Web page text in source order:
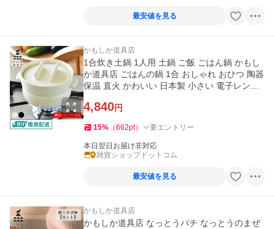
最安値を見る
かもしか道具店
1合炊き土鍋 1人用 土鍋 ご飯 ごはん鍋 かもし
か道具店 ごはんの鍋 1合 おしゃれ おひつ 陶器
保温 直火 かわいい 日本製 小さい 電子レンジ
4,840円
15% （662pt） 要エントリー
本日翌日お届け非対応
雑貨ショップドットコム
最安値を見る
かもしか道具店
かもしか道具店 なっとうバチ なっとうのまぜ